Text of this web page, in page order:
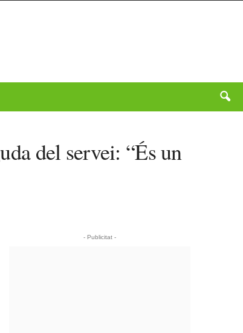
del servei: “És un
- Publicitat -